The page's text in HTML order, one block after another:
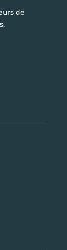
de